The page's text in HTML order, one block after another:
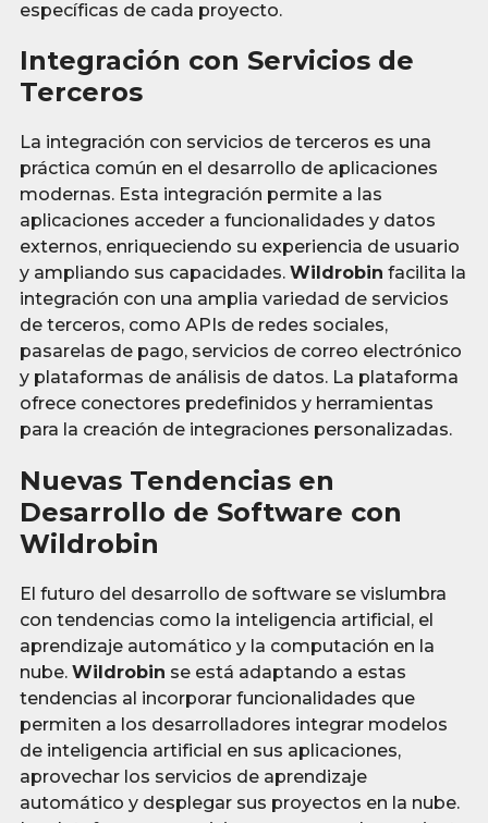
específicas de cada proyecto.
Integración con Servicios de
Terceros
La integración con servicios de terceros es una
práctica común en el desarrollo de aplicaciones
modernas. Esta integración permite a las
aplicaciones acceder a funcionalidades y datos
externos, enriqueciendo su experiencia de usuario
y ampliando sus capacidades. Wildrobin facilita la
integración con una amplia variedad de servicios
de terceros, como APIs de redes sociales,
pasarelas de pago, servicios de correo electrónico
y plataformas de análisis de datos. La plataforma
ofrece conectores predefinidos y herramientas
para la creación de integraciones personalizadas.
Nuevas Tendencias en
Desarrollo de Software con
Wildrobin
El futuro del desarrollo de software se vislumbra
con tendencias como la inteligencia artificial, el
aprendizaje automático y la computación en la
nube. Wildrobin se está adaptando a estas
tendencias al incorporar funcionalidades que
permiten a los desarrolladores integrar modelos
de inteligencia artificial en sus aplicaciones,
aprovechar los servicios de aprendizaje
automático y desplegar sus proyectos en la nube.